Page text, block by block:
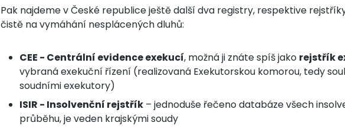
Pak najdeme v České republice ještě další dva registry, respektive
čistě na vymáhání nesplácených dluhů:
CEE - Centrální evidence exekucí, možná ji znáte spíš jako rejstřík
vybraná exekuční řízení (realizovaná Exekutorskou komorou, tedy
soudními exekutory)
ISIR - Insolvenční rejstřík – jednoduše řečeno databáze všech
průběhu, je veden krajskými soudy